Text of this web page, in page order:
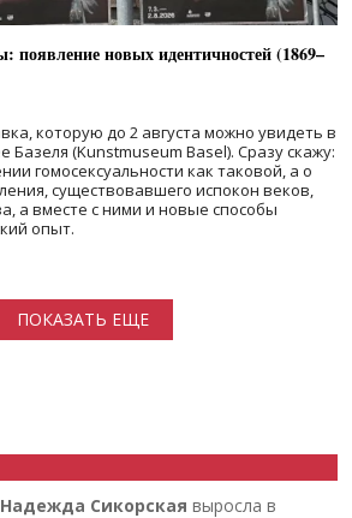
появление новых идентичностей (1869–
которую до 2 августа можно увидеть в
Базеля (Kunstmuseum Basel). Сразу скажу:
гомосексуальности как таковой, а о
существовавшего испокон веков,
а вместе с ними и новые способы
опыт.
ПОКАЗАТЬ ЕЩЕ
Надежда Сикорская выросла в